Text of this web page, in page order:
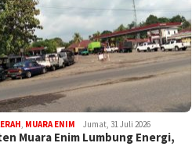
, MUARA ENIM Jumat, 31 Juli 2026
Muara Enim Lumbung Energi,